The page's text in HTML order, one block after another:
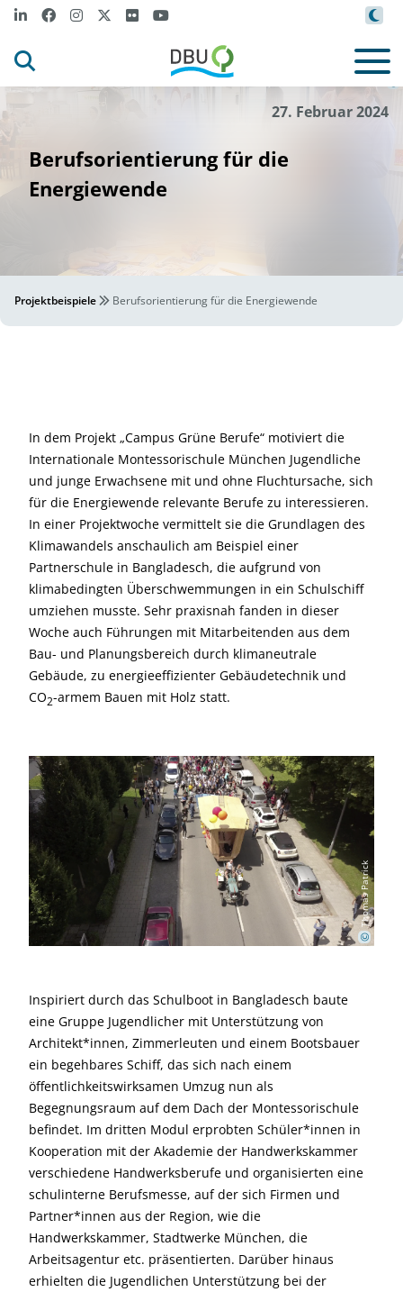
Ruzbeh Sadegh
i
27. Februar 2024
Berufsorientierung für die
Energiewende
Projektbeispiele Berufsorientierung für die Energiewende
In dem Projekt „Campus Grüne Berufe“ motiviert die
Internationale Montessorischule München Jugendliche
und junge Erwachsene mit und ohne Fluchtursache, sich
für die Energiewende relevante Berufe zu interessieren.
In einer Projektwoche vermittelt sie die Grundlagen des
Klimawandels anschaulich am Beispiel einer
Partnerschule in Bangladesch, die aufgrund von
klimabedingten Überschwemmungen in ein Schulschiff
umziehen musste. Sehr praxisnah fanden in dieser
Woche auch Führungen mit Mitarbeitenden aus dem
Bau- und Planungsbereich durch klimaneutrale
Gebäude, zu energieeffizienter Gebäudetechnik und
CO2-armem Bauen mit Holz statt.
©
Thomas Patrick
Inspiriert durch das Schulboot in Bangladesch baute
eine Gruppe Jugendlicher mit Unterstützung von
Architekt*innen, Zimmerleuten und einem Bootsbauer
ein begehbares Schiff, das sich nach einem
öffentlichkeitswirksamen Umzug nun als
Begegnungsraum auf dem Dach der Montessorischule
befindet. Im dritten Modul erprobten Schüler*innen in
Kooperation mit der Akademie der Handwerkskammer
verschiedene Handwerksberufe und organisierten eine
schulinterne Berufsmesse, auf der sich Firmen und
Partner*innen aus der Region, wie die
Handwerkskammer, Stadtwerke München, die
Arbeitsagentur etc. präsentierten. Darüber hinaus
erhielten die Jugendlichen Unterstützung bei der